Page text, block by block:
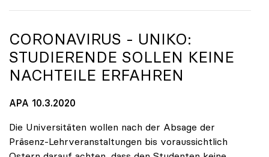
CORONAVIRUS - UNIKO:
STUDIERENDE SOLLEN KEINE
NACHTEILE ERFAHREN
APA 10.3.2020
Die Universitäten wollen nach der Absage der
Präsenz-Lehrveranstaltungen bis voraussichtlich